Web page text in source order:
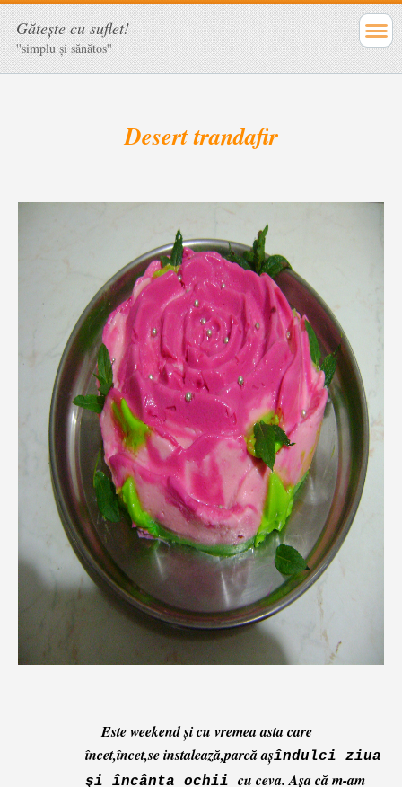
Găteşte cu suflet!
''simplu şi sănătos''
Desert trandafir
Este weekend şi cu vremea asta care
încet,încet,se instalează,parcă aşîndulci ziua
şi încânta ochii cu ceva.Aşa că m-am